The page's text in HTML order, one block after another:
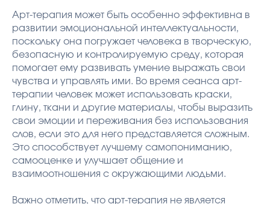
Арт-терапия может быть особенно эффективна в
развитии эмоциональной интеллектуальности,
поскольку она погружает человека в творческую,
безопасную и контролируемую среду, которая
помогает ему развивать умение выражать свои
чувства и управлять ими. Во время сеанса арт-
терапии человек может использовать краски,
глину, ткани и другие материалы, чтобы выразить
свои эмоции и переживания без использования
слов, если это для него представляется сложным.
Это способствует лучшему самопониманию,
самооценке и улучшает общение и
взаимоотношения с окружающими людьми.
Важно отметить, что арт-терапия не является